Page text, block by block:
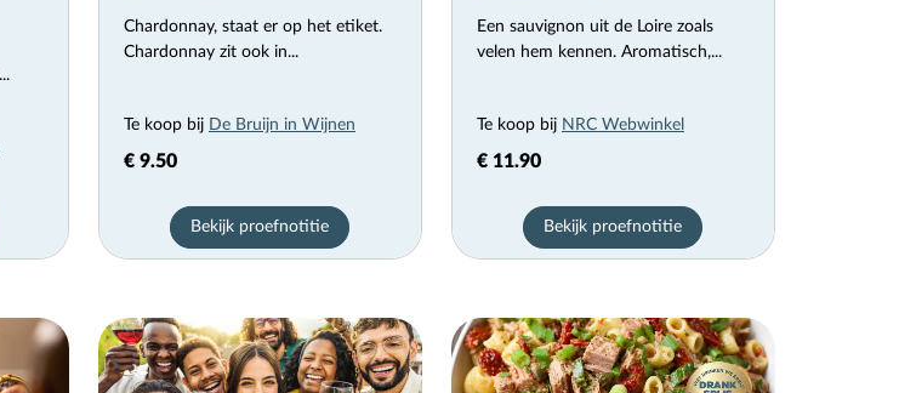
Chardonnay, staat er op het etiket.
Chardonnay zit ook in...
Te koop bij De Bruijn in Wijnen
€ 9.50
Bekijk proefnotitie
Een sauvignon uit de Loire zoals
velen hem kennen. Aromatisch,...
Te koop bij NRC Webwinkel
€ 11.90
Bekijk proefnotitie